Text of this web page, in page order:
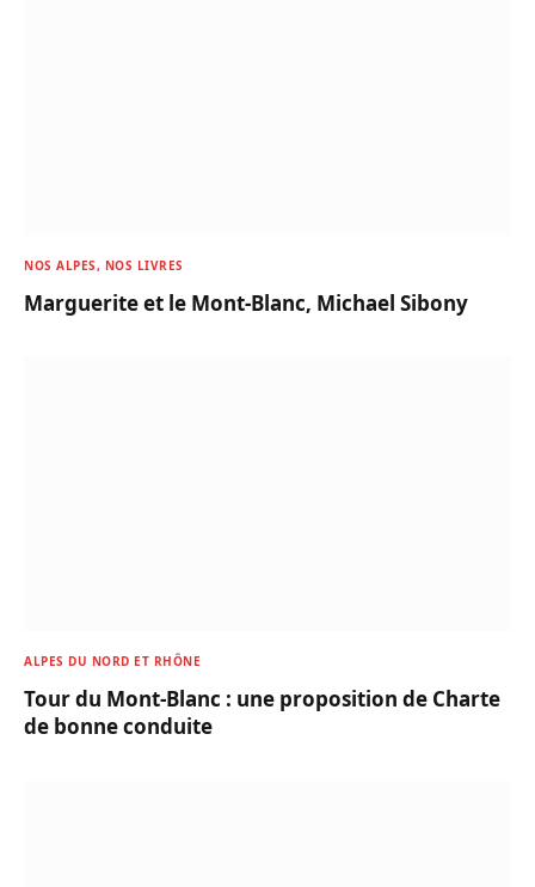
NOS ALPES, NOS LIVRES
Marguerite et le Mont-Blanc, Michael Sibony
ALPES DU NORD ET RHÔNE
Tour du Mont-Blanc : une proposition de Charte
de bonne conduite